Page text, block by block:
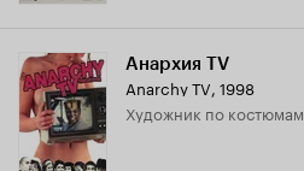
Анархия TV
Anarchy TV, 1998
Художник по костюмам